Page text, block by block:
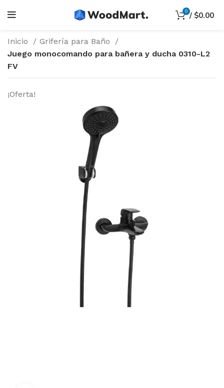
0 / $0.00
Inicio
Grifería para Baño
Juego monocomando para bañera y ducha 0310-L2
FV
¡Oferta!